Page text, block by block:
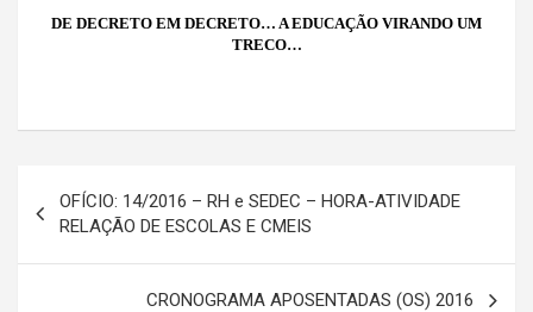
DE DECRETO EM DECRETO… A EDUCAÇÃO VIRANDO UM
TRECO…
Navegação
de
Post
OFÍCIO: 14/2016 – RH e SEDEC – HORA-ATIVIDADE
RELAÇÃO DE ESCOLAS E CMEIS
CRONOGRAMA APOSENTADAS (OS) 2016